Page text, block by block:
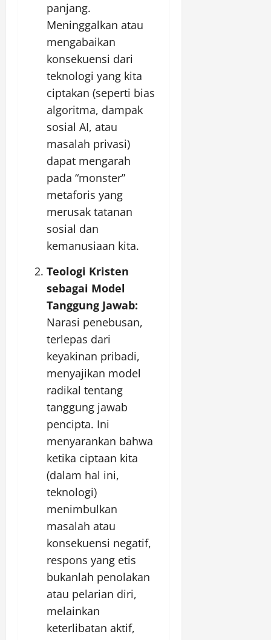
panjang.
Meninggalkan atau
mengabaikan
konsekuensi dari
teknologi yang kita
ciptakan (seperti bias
algoritma, dampak
sosial AI, atau
masalah privasi)
dapat mengarah
pada “monster”
metaforis yang
merusak tatanan
sosial dan
kemanusiaan kita.
Teologi Kristen
sebagai Model
Tanggung Jawab:
Narasi penebusan,
terlepas dari
keyakinan pribadi,
menyajikan model
radikal tentang
tanggung jawab
pencipta. Ini
menyarankan bahwa
ketika ciptaan kita
(dalam hal ini,
teknologi)
menimbulkan
masalah atau
konsekuensi negatif,
respons yang etis
bukanlah penolakan
atau pelarian diri,
melainkan
keterlibatan aktif,